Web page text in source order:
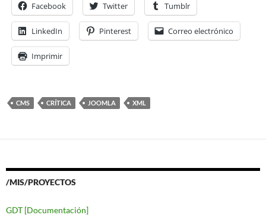
Facebook Twitter Tumblr
LinkedIn Pinterest Correo electrónico
Imprimir
CMS CRÍTICA JOOMLA XML
/MIS/PROYECTOS
GDT [Documentación]